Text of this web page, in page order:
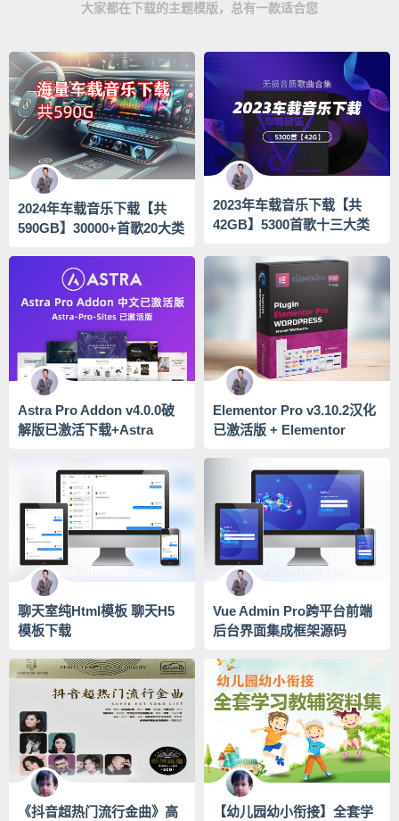
大家都在下载的主题模版，总有一款适合您
2024年车载音乐下载【共
590GB】30000+首歌20大类
2023年车载音乐下载【共
42GB】5300首歌十三大类
Astra Pro Addon v4.0.0破
解版已激活下载+Astra
Elementor Pro v3.10.2汉化
已激活版 + Elementor
聊天室纯Html模板 聊天H5
模板下载
Vue Admin Pro跨平台前端
后台界面集成框架源码
《抖音超热门流行金曲》高
【幼儿园幼小衔接】全套学